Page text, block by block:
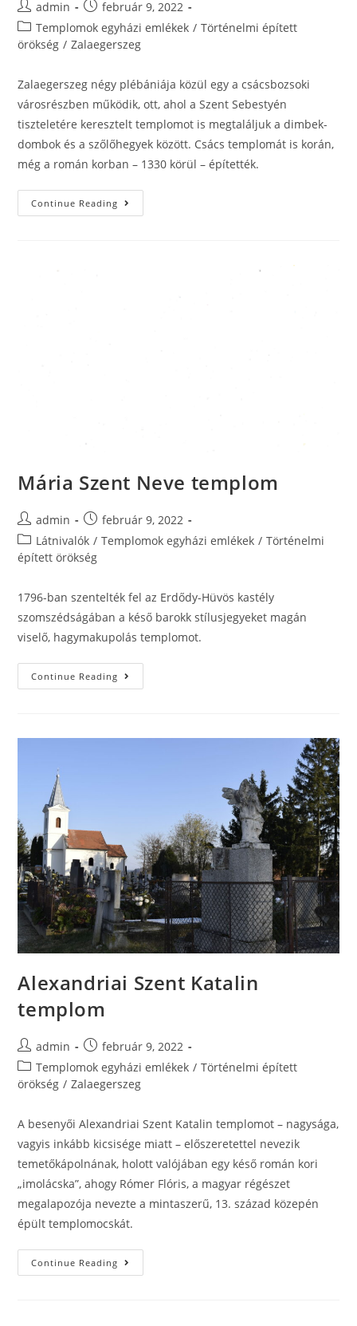
admin
február 9, 2022
Templomok egyházi emlékek / Történelmi épített
örökség / Zalaegerszeg
Zalaegerszeg négy plébániája közül egy a csácsbozsoki
városrészben működik, ott, ahol a Szent Sebestyén
tiszteletére keresztelt templomot is megtaláljuk a dimbek-
dombok és a szőlőhegyek között. Csács templomát is korán,
még a román korban – 1330 körül – építették.
Continue Reading
Mária Szent Neve templom
admin
február 9, 2022
Látnivalók / Templomok egyházi emlékek / Történelmi
épített örökség
1796-ban szentelték fel az Erdődy-Hüvös kastély
szomszédságában a késő barokk stílusjegyeket magán
viselő, hagymakupolás templomot.
Continue Reading
Alexandriai Szent Katalin
templom
admin
február 9, 2022
Templomok egyházi emlékek / Történelmi épített
örökség / Zalaegerszeg
A besenyői Alexandriai Szent Katalin templomot – nagysága,
vagyis inkább kicsisége miatt – előszeretettel nevezik
temetőkápolnának, holott valójában egy késő román kori
„imolácska”, ahogy Rómer Flóris, a magyar régészet
megalapozója nevezte a mintaszerű, 13. század közepén
épült templomocskát.
Continue Reading